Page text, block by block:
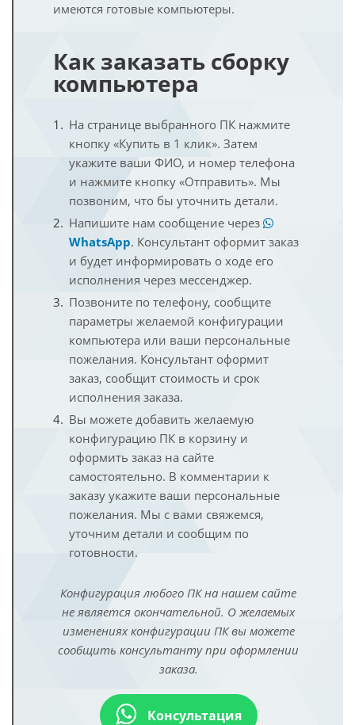
имеются готовые компьютеры.
Как заказать сборку
компьютера
На странице выбранного ПК нажмите
кнопку «Купить в 1 клик». Затем
укажите ваши ФИО, и номер телефона
и нажмите кнопку «Отправить». Мы
позвоним, что бы уточнить детали.
Напишите нам сообщение через
WhatsApp. Консультант оформит заказ
и будет информировать о ходе его
исполнения через мессенджер.
Позвоните по телефону, сообщите
параметры желаемой конфигурации
компьютера или ваши персональные
пожелания. Консультант оформит
заказ, сообщит стоимость и срок
исполнения заказа.
Вы можете добавить желаемую
конфигурацию ПК в корзину и
оформить заказ на сайте
самостоятельно. В комментарии к
заказу укажите ваши персональные
пожелания. Мы с вами свяжемся,
уточним детали и сообщим по
готовности.
Конфигурация любого ПК на нашем сайте
не является окончательной. О желаемых
изменениях конфигурации ПК вы можете
сообщить консультанту при оформлении
заказа.
Консультация